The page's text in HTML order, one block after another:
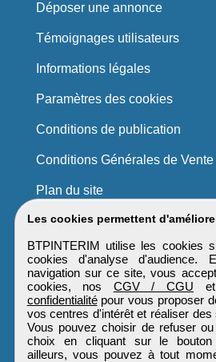
Les cookies permettent
BTPINTERIM utilise les cookies
cookies d'analyse d'audience.
navigation sur ce site, vous
cookies, nos CGV / CGU
confidentialitépour vous proposer
vos centres d'intérêt et réaliser
Vous pouvez choisir de refuser
choix en cliquant sur le bouton
ailleurs, vous pouvez à tout
Déposer une annonce
Témoignages utilisateurs
Informations légales
Paramètres des cookies
Conditions de publication
Conditions Générales de Vente
Plan du site